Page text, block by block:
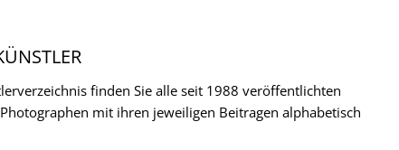
finden Sie alle seit 1988 veröffentlichten
mit ihren jeweiligen Beitragen alphabetisch